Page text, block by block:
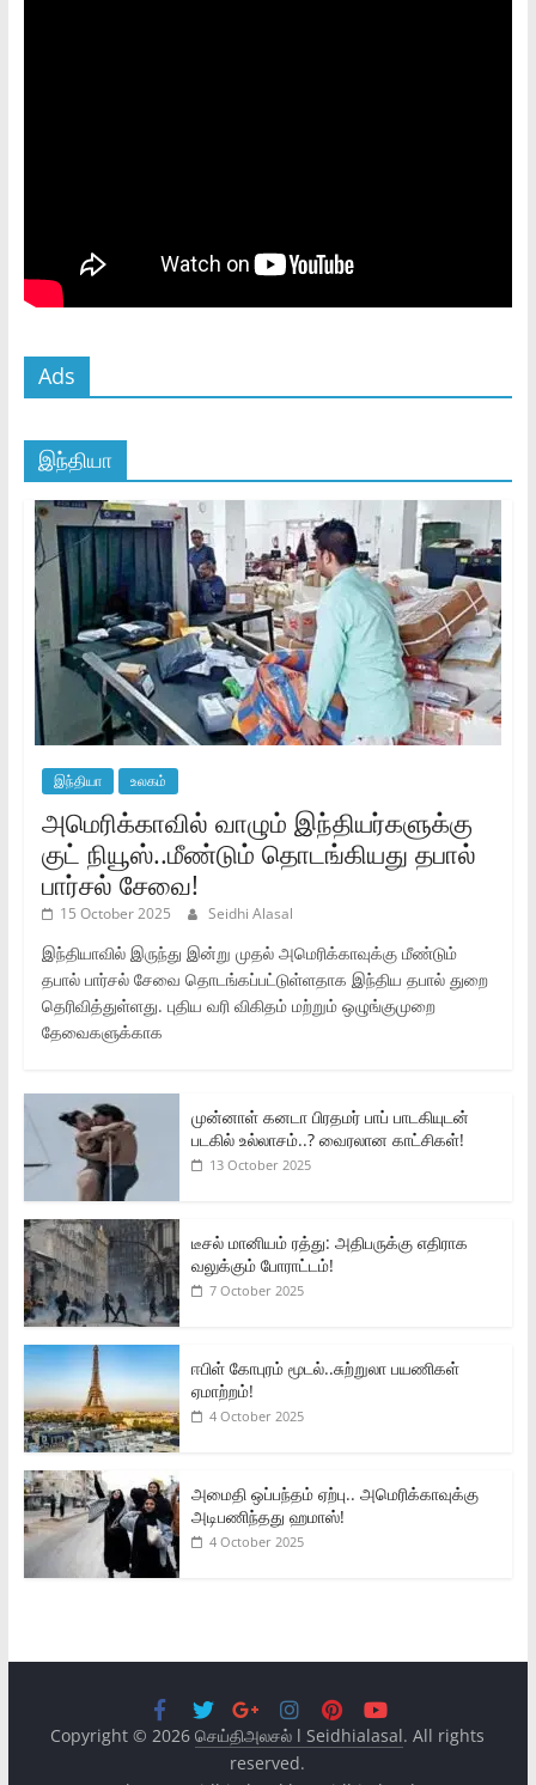
Ads
இந்தியா
இந்தியா உலகம்
அமெரிக்காவில் வாழும் இந்தியர்களுக்கு
குட் நியூஸ்..மீண்டும் தொடங்கியது தபால்
பார்சல் சேவை!
15 October 2025 Seidhi Alasal
இந்தியாவில் இருந்து இன்று முதல் அமெரிக்காவுக்கு மீண்டும்
தபால் பார்சல் சேவை தொடங்கப்பட்டுள்ளதாக இந்திய தபால் துறை
தெரிவித்துள்ளது. புதிய வரி விகிதம் மற்றும் ஒழுங்குமுறை
தேவைகளுக்காக
முன்னாள் கனடா பிரதமர் பாப் பாடகியுடன்
படகில் உல்லாசம்..? வைரலான காட்சிகள்!
13 October 2025
டீசல் மானியம் ரத்து: அதிபருக்கு எதிராக
வலுக்கும் போராட்டம்!
7 October 2025
ஈபிள் கோபுரம் மூடல்..சுற்றுலா பயணிகள்
ஏமாற்றம்!
4 October 2025
அமைதி ஒப்பந்தம் ஏற்பு.. அமெரிக்காவுக்கு
அடிபணிந்தது ஹமாஸ்!
4 October 2025
Copyright © 2026செய்திஅலசல் l Seidhialasal. All rights
reserved.